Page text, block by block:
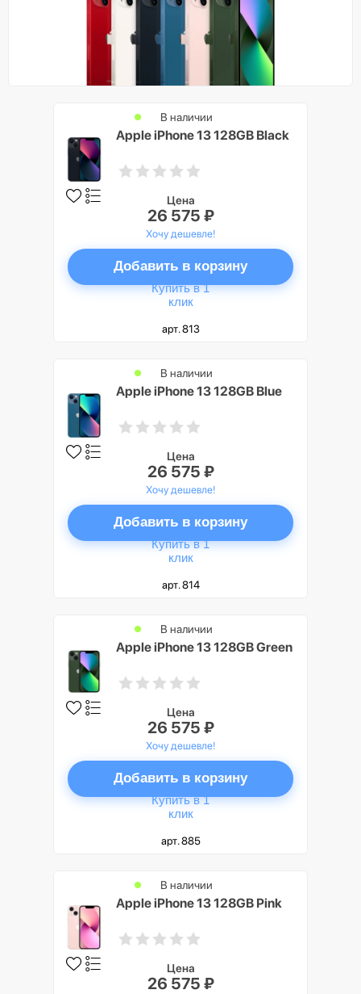
Apple iPhone 13 128GB Black
В наличии
Цена
26 575 ₽
Хочу дешевле!
Добавить в корзину
Купить в 1
клик
арт. 813
Apple iPhone 13 128GB Blue
В наличии
Цена
26 575 ₽
Хочу дешевле!
Добавить в корзину
Купить в 1
клик
арт. 814
Apple iPhone 13 128GB Green
В наличии
Цена
26 575 ₽
Хочу дешевле!
Добавить в корзину
Купить в 1
клик
арт. 885
Apple iPhone 13 128GB Pink
В наличии
Цена
26 575 ₽